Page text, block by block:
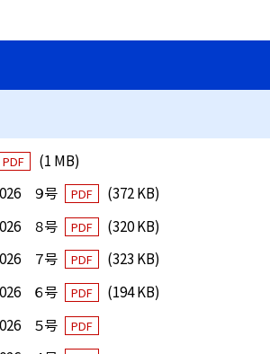
PDF
(1 MB)
９号
PDF
(372 KB)
８号
PDF
(320 KB)
７号
PDF
(323 KB)
６号
PDF
(194 KB)
５号
PDF